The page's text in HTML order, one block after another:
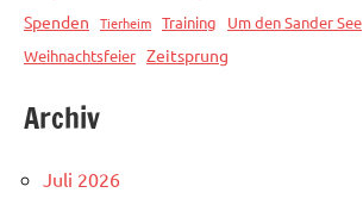
Spenden Tierheim Training Um den Sander See
Weihnachtsfeier Zeitsprung
Archiv
Juli 2026